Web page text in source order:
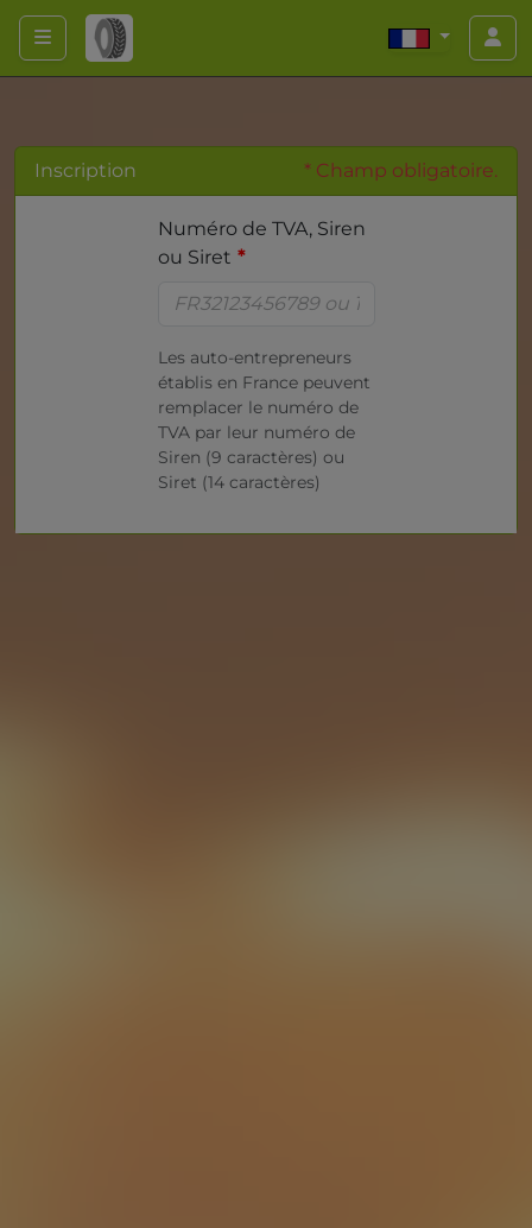
Inscription * Champ obligatoire.
Numéro de TVA, Siren
ou Siret
Les auto-entrepreneurs
établis en France peuvent
remplacer le numéro de
TVA par leur numéro de
Siren (9 caractères) ou
Siret (14 caractères)